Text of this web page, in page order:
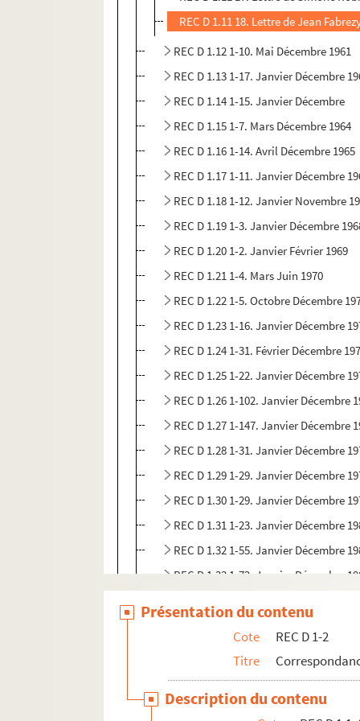
REC D 1.11 18. Lettre de Jean
REC D 1.12 1-10. Mai Décembre 1961
REC D 1.13 1-17. Janvier Décembre
REC D 1.14 1-15. Janvier Décembre
REC D 1.15 1-7. Mars Décembre 1964
REC D 1.16 1-14. Avril Décembre 1965
REC D 1.17 1-11. Janvier Décembre
REC D 1.18 1-12. Janvier Novembre
REC D 1.19 1-3. Janvier Décembre
REC D 1.20 1-2. Janvier Février 1969
REC D 1.21 1-4. Mars Juin 1970
REC D 1.22 1-5. Octobre Décembre
REC D 1.23 1-16. Janvier Décembre
REC D 1.24 1-31. Février Décembre
REC D 1.25 1-22. Janvier Décembre
REC D 1.26 1-102. Janvier Décembre
REC D 1.27 1-147. Janvier Décembre
REC D 1.28 1-31. Janvier Décembre
REC D 1.29 1-29. Janvier Décembre
REC D 1.30 1-29. Janvier Décembre
REC D 1.31 1-23. Janvier Décembre
REC D 1.32 1-55. Janvier Décembre
REC D 1.33 1-72. Janvier Décembre
REC D 1.38 1-8. Janvier Août 1987
Présentation du contenu
Cote
REC D 1-2
Titre
Description du contenu